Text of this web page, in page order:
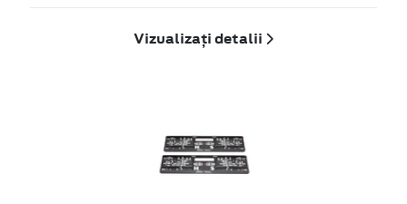
Vizualizați detalii